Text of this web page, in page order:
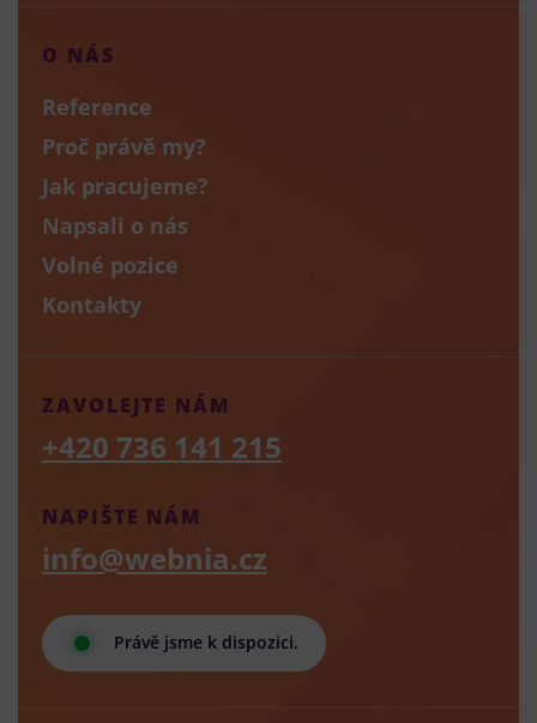
O NÁS
Reference
Proč právě my?
Jak pracujeme?
Napsali o nás
Volné pozice
Kontakty
Právě jsme k dispozici.
NAPIŠTE NÁM
info@webnia.cz
ZAVOLEJTE NÁM
+420 736 141 215